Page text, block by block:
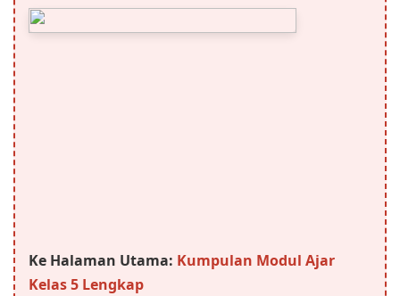
Ke Halaman Utama: Kumpulan Modul Ajar
Kelas 5 Lengkap